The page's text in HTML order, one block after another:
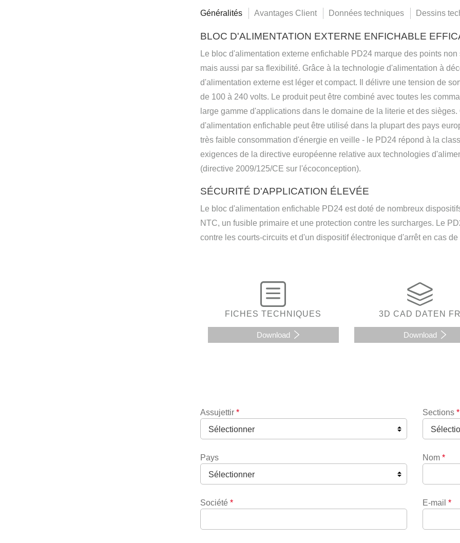
Généralités Avantages Client Données techniques Dessins
BLOC D'ALIMENTATION EXTERNE ENFICHABLE
Le bloc d'alimentation externe enfichable PD24 marque des points
mais aussi par sa flexibilité. Grâce à la technologie d'alimentation à
d'alimentation externe est léger et compact. Il délivre une tension de
de 100 à 240 volts. Le produit peut être combiné avec toutes les
large gamme d'applications dans le domaine de la literie et des
d'alimentation enfichable peut être utilisé dans la plupart des pays
très faible consommation d'énergie en veille - le PD24 répond à la
exigences de la directive européenne relative aux technologies
(directive 2009/125/CE sur l'écoconception).
SÉCURITÉ D'APPLICATION ÉLEVÉE
Le bloc d'alimentation enfichable PD24 est doté de nombreux
NTC, un fusible primaire et une protection contre les surcharges. Le
contre les courts-circuits et d'un dispositif électronique d'arrêt en cas de
FICHES TECHNIQUES
Download
3D CAD DATEN FR
Download
Assujettir * Sections *
Pays Nom *
Société * E-mail *